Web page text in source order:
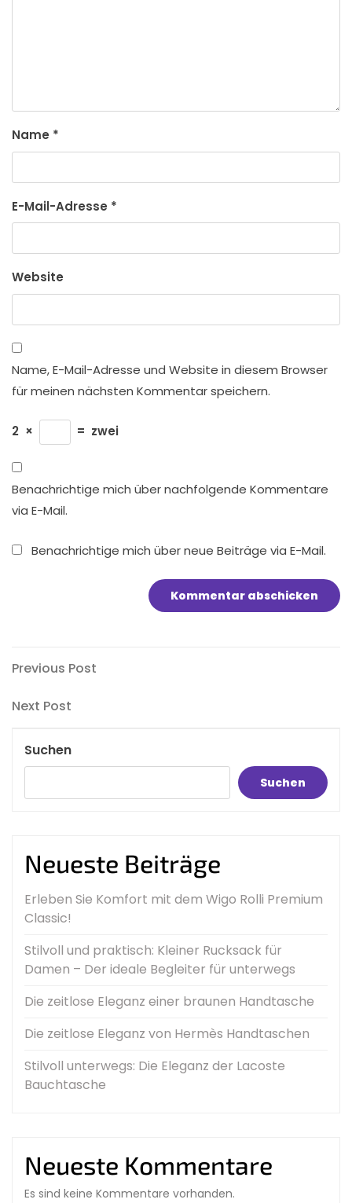
Name *
E-Mail-Adresse *
Website
Name, E-Mail-Adresse und Website in diesem Browser
für meinen nächsten Kommentar speichern.
2 × = zwei
Benachrichtige mich über nachfolgende Kommentare
via E-Mail.
Benachrichtige mich über neue Beiträge via E-Mail.
Beitragsnavigation
Previous
Previous Post
Next
Next Post
Suchen
Suchen
Neueste Beiträge
Erleben Sie Komfort mit dem Wigo Rolli Premium
Classic!
Stilvoll und praktisch: Kleiner Rucksack für
Damen – Der ideale Begleiter für unterwegs
Die zeitlose Eleganz einer braunen Handtasche
Die zeitlose Eleganz von Hermès Handtaschen
Stilvoll unterwegs: Die Eleganz der Lacoste
Bauchtasche
Neueste Kommentare
Es sind keine Kommentare vorhanden.